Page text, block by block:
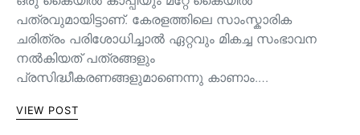
പത്രവുമായിട്ടാണ്. കേരളത്തിലെ സാംസ്കാരിക
ചരിത്രം പരിശോധിച്ചാല്‍ ഏറ്റവും മികച്ച സംഭാവന
നല്‍കിയത് പത്രങ്ങളും
പ്രസിദ്ധീകരണങ്ങളുമാണെന്നു കാണാം.…
VIEW POST